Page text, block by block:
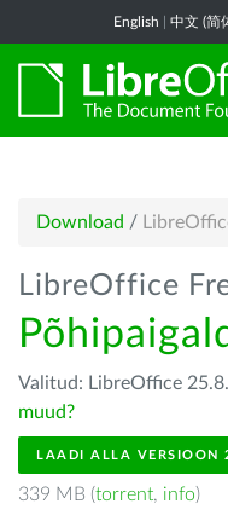
English 中文 (简
Download /
LibreOffice
Valitud: LibreOffice
muud?
LAADI ALLA VERSIOON
339 MB (torrent, info)